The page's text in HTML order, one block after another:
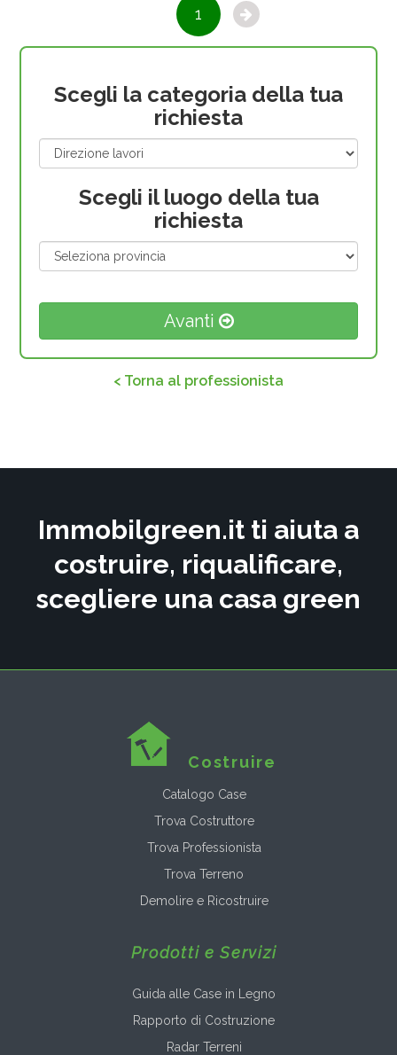
1
Scegli la categoria della tua
richiesta
Scegli il luogo della tua
richiesta
Avanti
< Torna al professionista
Immobilgreen.it ti aiuta a
costruire, riqualificare,
scegliere una casa green
Costruire
Catalogo Case
Trova Costruttore
Trova Professionista
Trova Terreno
Demolire e Ricostruire
Prodotti e Servizi
Guida alle Case in Legno
Rapporto di Costruzione
Radar Terreni